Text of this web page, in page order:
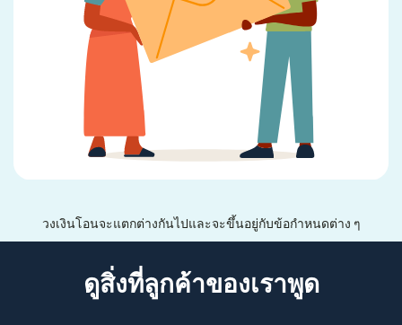
วงเงินโอนจะแตกต่างกันไปและจะขึ้นอยู่กับข้อกำหนดต่าง ๆ
ดูสิ่งที่ลูกค้าของเราพูด